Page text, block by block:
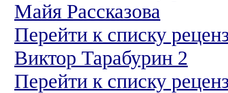
Майя Рассказова
Перейти к списку
Виктор Тарабурин 2
Перейти к списку